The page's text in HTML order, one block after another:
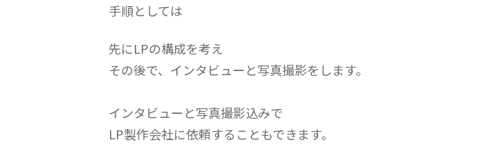
手順としては
先にLPの構成を考え
その後で、インタビューと写真撮影をします。
インタビューと写真撮影込みで
LP製作会社に依頼することもできます。